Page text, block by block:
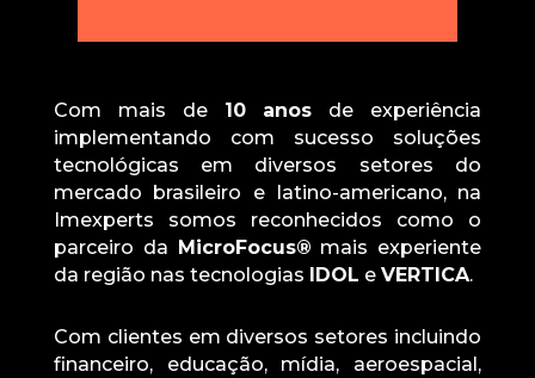
Com mais de 10 anos de experiência
implementando com sucesso soluções
tecnológicas em diversos setores do
mercado brasileiro e latino-americano, na
Imexperts somos reconhecidos como o
parceiro da
MicroFocus® mais experiente
da região nas tecnologias
IDOL e VERTICA.
Com clientes em diversos setores incluindo
financeiro, educação, mídia, aeroespacial,